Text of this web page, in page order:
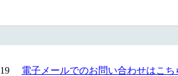
電子メールでのお問い合わせはこち